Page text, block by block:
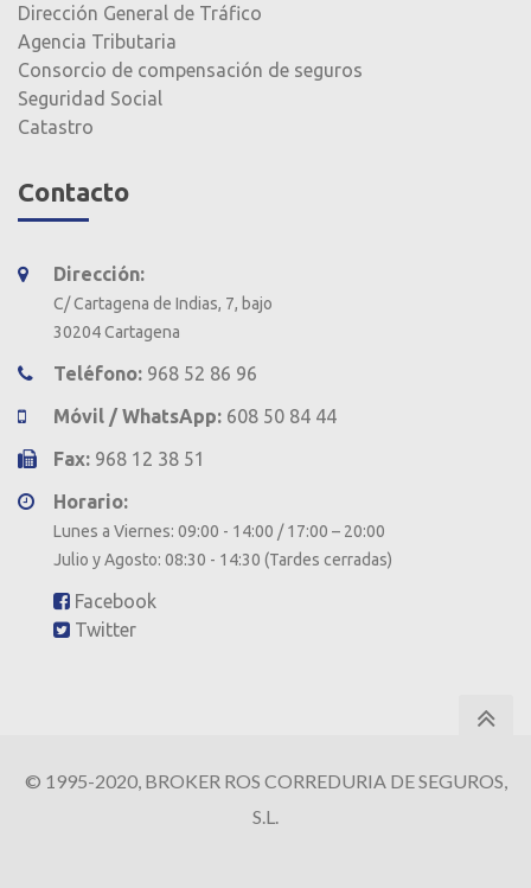
Dirección General de Tráfico
Agencia Tributaria
Consorcio de compensación de seguros
Seguridad Social
Catastro
Contacto
Dirección:
C/ Cartagena de Indias, 7, bajo
30204 Cartagena
Teléfono: 968 52 86 96
Móvil / WhatsApp: 608 50 84 44
Fax: 968 12 38 51
Horario:
Lunes a Viernes: 09:00 - 14:00 / 17:00 – 20:00
Julio y Agosto: 08:30 - 14:30 (Tardes cerradas)
Facebook
Twitter
© 1995-2020, BROKER ROS CORREDURIA DE SEGUROS,
S.L.